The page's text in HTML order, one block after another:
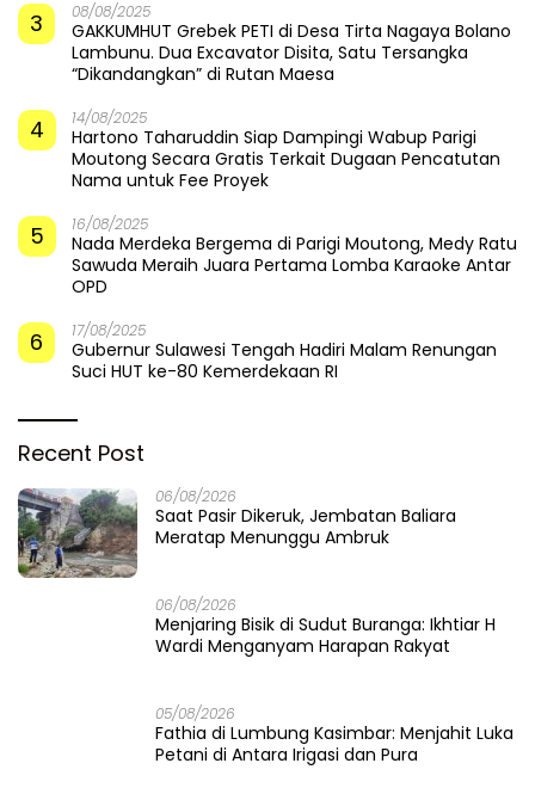
3 08/08/2025
GAKKUMHUT Grebek PETI di Desa Tirta Nagaya Bolano
Lambunu. Dua Excavator Disita, Satu Tersangka
“Dikandangkan” di Rutan Maesa
4 14/08/2025
Hartono Taharuddin Siap Dampingi Wabup Parigi
Moutong Secara Gratis Terkait Dugaan Pencatutan
Nama untuk Fee Proyek
5 16/08/2025
Nada Merdeka Bergema di Parigi Moutong, Medy Ratu
Sawuda Meraih Juara Pertama Lomba Karaoke Antar
OPD
6 17/08/2025
Gubernur Sulawesi Tengah Hadiri Malam Renungan
Suci HUT ke-80 Kemerdekaan RI
Recent Post
06/08/2026
Saat Pasir Dikeruk, Jembatan Baliara
Meratap Menunggu Ambruk
06/08/2026
Menjaring Bisik di Sudut Buranga: Ikhtiar H
Wardi Menganyam Harapan Rakyat
05/08/2026
Fathia di Lumbung Kasimbar: Menjahit Luka
Petani di Antara Irigasi dan Pura